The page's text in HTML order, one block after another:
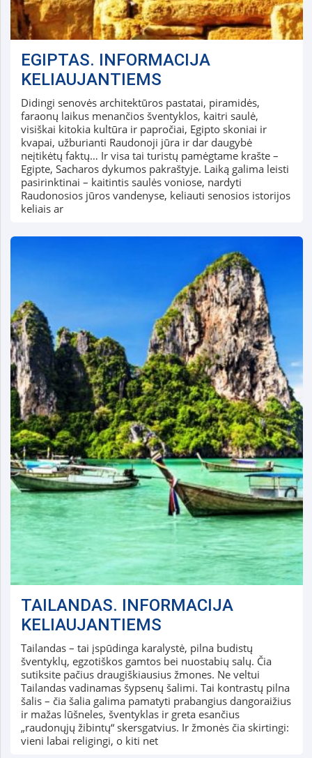
EGIPTAS. INFORMACIJA
KELIAUJANTIEMS
Didingi senovės architektūros pastatai, piramidės,
faraonų laikus menančios šventyklos, kaitri saulė,
visiškai kitokia kultūra ir papročiai, Egipto skoniai ir
kvapai, užburianti Raudonoji jūra ir dar daugybė
neįtikėtų faktų… Ir visa tai turistų pamėgtame krašte –
Egipte, Sacharos dykumos pakraštyje. Laiką galima leisti
pasirinktinai – kaitintis saulės voniose, nardyti
Raudonosios jūros vandenyse, keliauti senosios istorijos
keliais ar
TAILANDAS. INFORMACIJA
KELIAUJANTIEMS
Tailandas – tai įspūdinga karalystė, pilna budistų
šventyklų, egzotiškos gamtos bei nuostabių salų. Čia
sutiksite pačius draugiškiausius žmones. Ne veltui
Tailandas vadinamas šypsenų šalimi. Tai kontrastų pilna
šalis – čia šalia galima pamatyti prabangius dangoraižius
ir mažas lūšneles, šventyklas ir greta esančius
„raudonųjų žibintų“ skersgatvius. Ir žmonės čia skirtingi:
vieni labai religingi, o kiti net